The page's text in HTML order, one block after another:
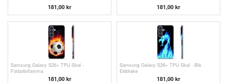
181,00 kr 181,00 kr
Samsung Galaxy S26+ TPU-Skal -
Fotbollsflamma
181,00 kr
Samsung Galaxy S26+ TPU-Skal - Blå
Elddrake
181,00 kr